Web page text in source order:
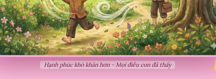
Hạnh phúc khó khăn hơn - Mọi điều con đã thấy